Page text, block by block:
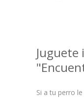
Si a tu perro